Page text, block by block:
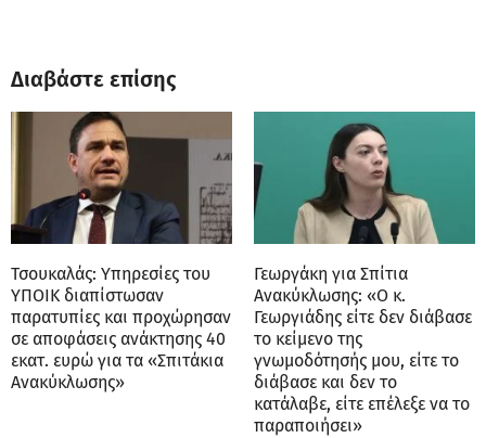
Διαβάστε επίσης
Τσουκαλάς: Υπηρεσίες του
ΥΠΟΙΚ διαπίστωσαν
παρατυπίες και προχώρησαν
σε αποφάσεις ανάκτησης 40
εκατ. ευρώ για τα «Σπιτάκια
Ανακύκλωσης»
Γεωργάκη για Σπίτια
Ανακύκλωσης: «Ο κ.
Γεωργιάδης είτε δεν διάβασε
το κείμενο της
γνωμοδότησής μου, είτε το
διάβασε και δεν το
κατάλαβε, είτε επέλεξε να το
παραποιήσει»